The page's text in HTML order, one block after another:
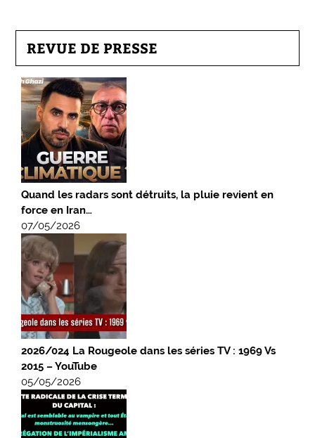
REVUE DE PRESSE
Quand les radars sont détruits, la pluie revient en
force en Iran…
07/05/2026
2026/024 La Rougeole dans les séries TV : 1969 Vs
2015 – YouTube
05/05/2026